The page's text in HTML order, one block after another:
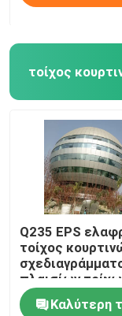
τοίχος
Q235 EPS
τοίχος
πλαισίων
κουρτινών
50mmΚαλύτερη